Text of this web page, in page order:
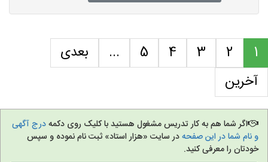
1
2
3
4
5
...
بعدی
آخرین
اگر شما هم به کار تدریس مشغول هستید با کلیک روی دکمهدرج آگهی
و نام شما در این صفحهدر سایت «هزار استاد» ثبت نام نموده و سپس
خودتان را معرفی کنید.